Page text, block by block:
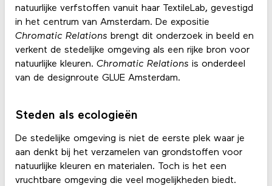
natuurlijke verfstoffen vanuit haar TextileLab, gevestigd
in het centrum van Amsterdam. De expositie
Chromatic Relations brengt dit onderzoek in beeld en
verkent de stedelijke omgeving als een rijke bron voor
natuurlijke kleuren. Chromatic Relations is onderdeel
van de designroute GLUE Amsterdam.
Steden als ecologieën
De stedelijke omgeving is niet de eerste plek waar je
aan denkt bij het verzamelen van grondstoffen voor
natuurlijke kleuren en materialen. Toch is het een
vruchtbare omgeving die veel mogelijkheden biedt.